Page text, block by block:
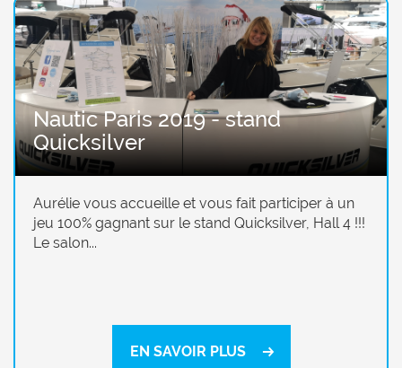
Nautic Paris 2019 - stand
Quicksilver
Aurélie vous accueille et vous fait participer à un
jeu 100% gagnant sur le stand Quicksilver, Hall 4 !!!
Le salon...
EN SAVOIR PLUS